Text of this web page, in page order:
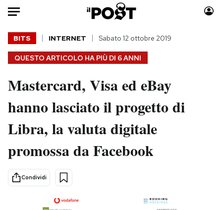
Auto
HOME
Italia
Politica
Tecnologia
Scienza
Cultura
Economia
Moda
Consumismi
Storie/Idee
Ok Boomer!
Media
Mondiali calcio 2026
QUESTO ARTICOLO HA PIÙ DI 6 ANNI
BITS INTERNET Sabato 12 ottobre 2019
Mastercard, Visa ed eBay
hanno lasciato il progetto di
Libra, la valuta digitale
promossa da Facebook
Condividi